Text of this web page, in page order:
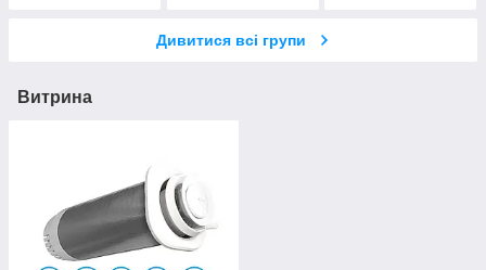
Дивитися всі групи
Витрина